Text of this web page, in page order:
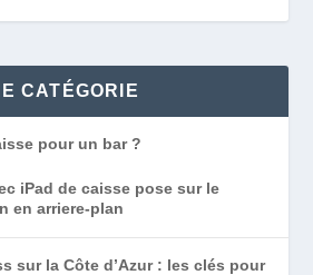
CATÉGORIE
pour un bar ?
sur la Côte d’Azur : les clés pour